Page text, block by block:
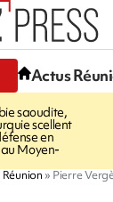
Actus
saoudite,
scellent
en
Moyen-
Pierre